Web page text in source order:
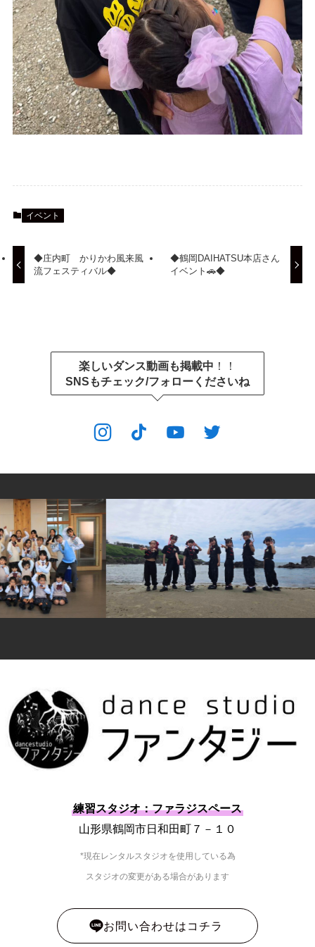
イベント
◆庄内町 かりかわ風来風
流フェスティバル◆
◆鶴岡DAIHATSU本店さん
イベント🚗◆
楽しいダンス動画も掲載中 ！！
SNSもチェック/フォローくださいね
練習スタジオ：ファラジスペース
山形県鶴岡市日和田町７－１０
*現在レンタルスタジオを使用している為
スタジオの変更がある場合があります
お問い合わせはコチラ